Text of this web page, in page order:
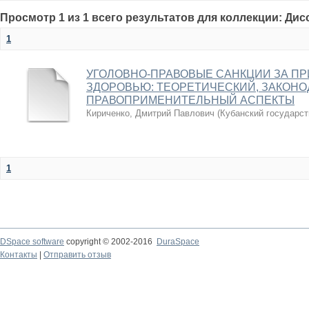
Просмотр 1 из 1 всего результатов для коллекции:
1
УГОЛОВНО-ПРАВОВЫЕ САНКЦИИ ЗА
ЗДОРОВЬЮ: ТЕОРЕТИЧЕСКИЙ,
ПРАВОПРИМЕНИТЕЛЬНЫЙ АСПЕКТЫ
Кириченко, Дмитрий Павлович (Кубанский
1
DSpace software copyright © 2002-2016
DuraSpace
Контакты
Отправить отзыв